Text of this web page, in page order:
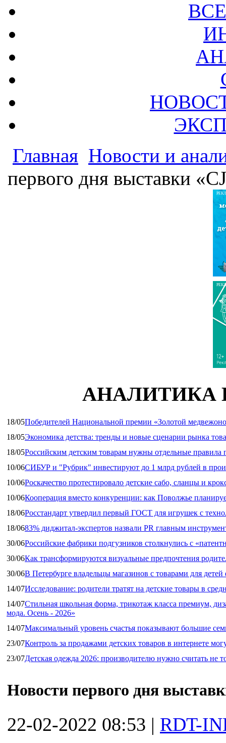
Главная Новости и
первого дня выставки
АНАЛИТИКА
18/05Победителей Национальной премии «Золотой
18/05Экономика детства: тренды и новые сценарии рынка
18/05Российским детским товарам нужны отдельные правила
10/06СИБУР и "Рубрик" инвестируют до 1 млрд рублей в
10/06Роскачество протестировало детские сабо, сланцы и
10/06Кооперация вместо конкуренции: как Поволжье
18/06Росстандарт утвердил первый ГОСТ для игрушек с
18/0683% диджитал‑экспертов назвали PR главным
30/06Российские фабрики подгузников столкнулись с
30/06Как трансформируются визуальные предпочтения
30/06В Петербурге владельцы магазинов с товарами для
14/07Исследование: родители тратят на детские товары в
14/07Стильная школьная форма, трикотаж класса премиум,
мода. Осень - 2026»
14/07Максимальный уровень счастья показывают большие
23/07Контроль за продажами детских товаров в интернете
23/07Детская одежда 2026: производителю нужно считать не
Новости первого дня
22-02-2022 08:53 | RDT-